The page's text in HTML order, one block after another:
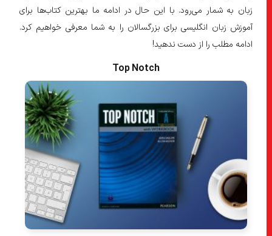
زبان به شمار می‌رود. با این حال در ادامه ما بهترین کتاب‌ها برای
آموزش زبان انگلیسی برای بزرگسالان را به شما معرفی خواهیم کرد.
ادامه مطلب را از دست ندهید!
Top Notch